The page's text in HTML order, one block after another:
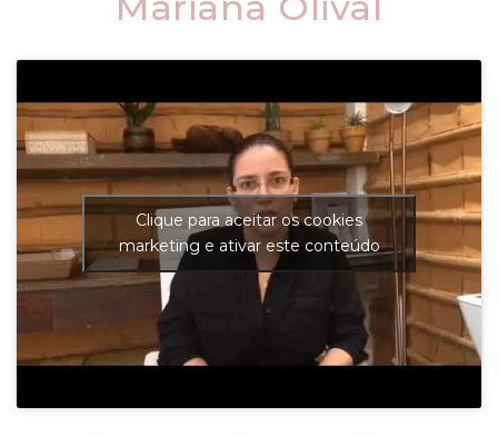
Clique para aceitar os cookies
marketing e ativar este conteúdo